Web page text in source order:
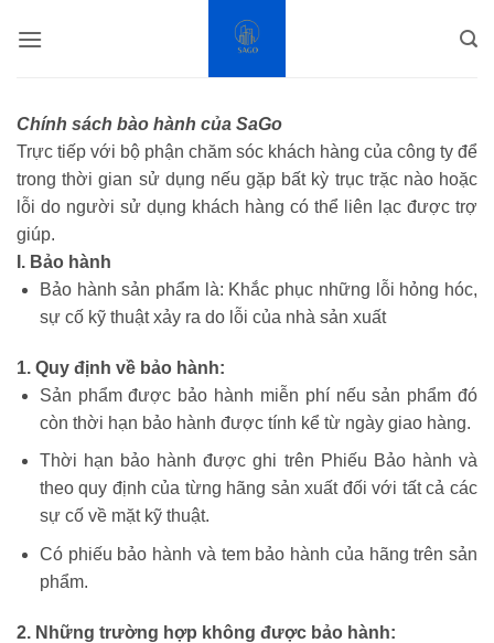
qua
Chính sách bào hành của SaGo
Trực tiếp với bộ phận chăm sóc khách hàng của công ty để
trong thời gian sử dụng nếu gặp bất kỳ trục trặc nào hoặc
lỗi do người sử dụng khách hàng có thể liên lạc được trợ
giúp.
I. Bảo hành
Bảo hành sản phẩm là: Khắc phục những lỗi hỏng hóc,
sự cố kỹ thuật xảy ra do lỗi của nhà sản xuất
1. Quy định về bảo hành:
Sản phẩm được bảo hành miễn phí nếu sản phẩm đó
còn thời hạn bảo hành được tính kể từ ngày giao hàng.
Thời hạn bảo hành được ghi trên Phiếu Bảo hành và
theo quy định của từng hãng sản xuất đối với tất cả các
sự cố về mặt kỹ thuật.
Có phiếu bảo hành và tem bảo hành của hãng trên sản
phẩm.
2. Những trường hợp không được bảo hành: